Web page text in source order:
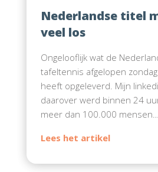
Nederlandse titel
veel los
Ongelooflijk wat de
tafeltennis afgelopen
heeft opgeleverd. Mijn
daarover werd binnen 24
meer dan 100.000 mensen…